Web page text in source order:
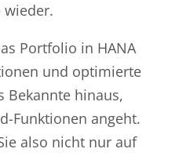
wieder.
as Portfolio in HANA
und optimierte
Bekannte hinaus,
Funktionen angeht.
also nicht nur auf